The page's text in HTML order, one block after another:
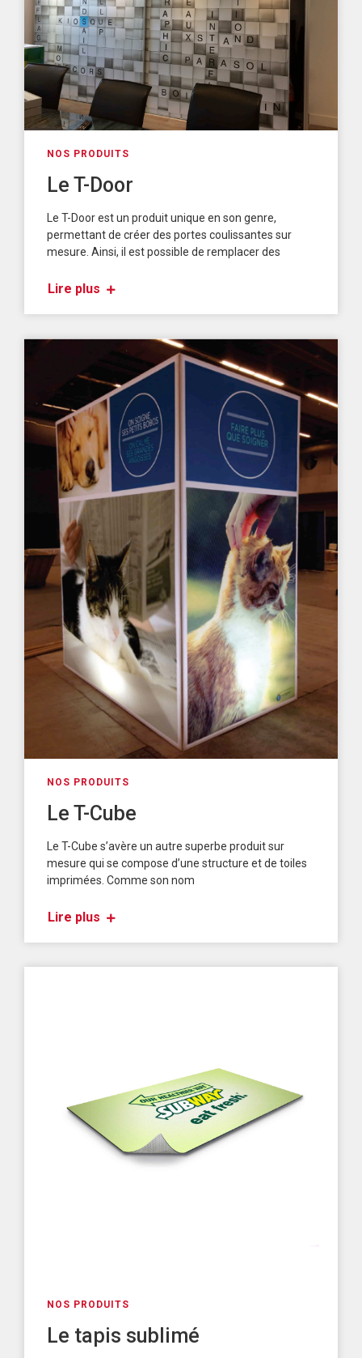
NOS PRODUITS
Le T-Door
Le T-Door est un produit unique en son genre,
permettant de créer des portes coulissantes sur
mesure. Ainsi, il est possible de remplacer des
Lire plus
NOS PRODUITS
Le T-Cube
Le T-Cube s’avère un autre superbe produit sur
mesure qui se compose d’une structure et de toiles
imprimées. Comme son nom
Lire plus
NOS PRODUITS
Le tapis sublimé